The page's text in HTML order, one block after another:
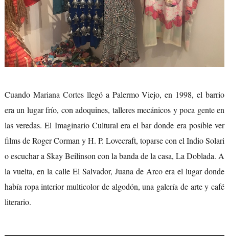
Cuando Mariana Cortesllegó a Palermo Viejo, en 1998, el barrio
era un lugar frío, con adoquines, talleres mecánicos y poca gente en
las veredas. El Imaginario Cultural era el bar donde era posible ver
films de Roger Corman y H. P. Lovecraft, toparse con el Indio Solari
o escuchar a Skay Beilinson con la banda de la casa, La Doblada. A
la vuelta, en la calle El Salvador, Juana de Arco era el lugar donde
había ropa interior multicolor de algodón, una galería de arte y café
literario.